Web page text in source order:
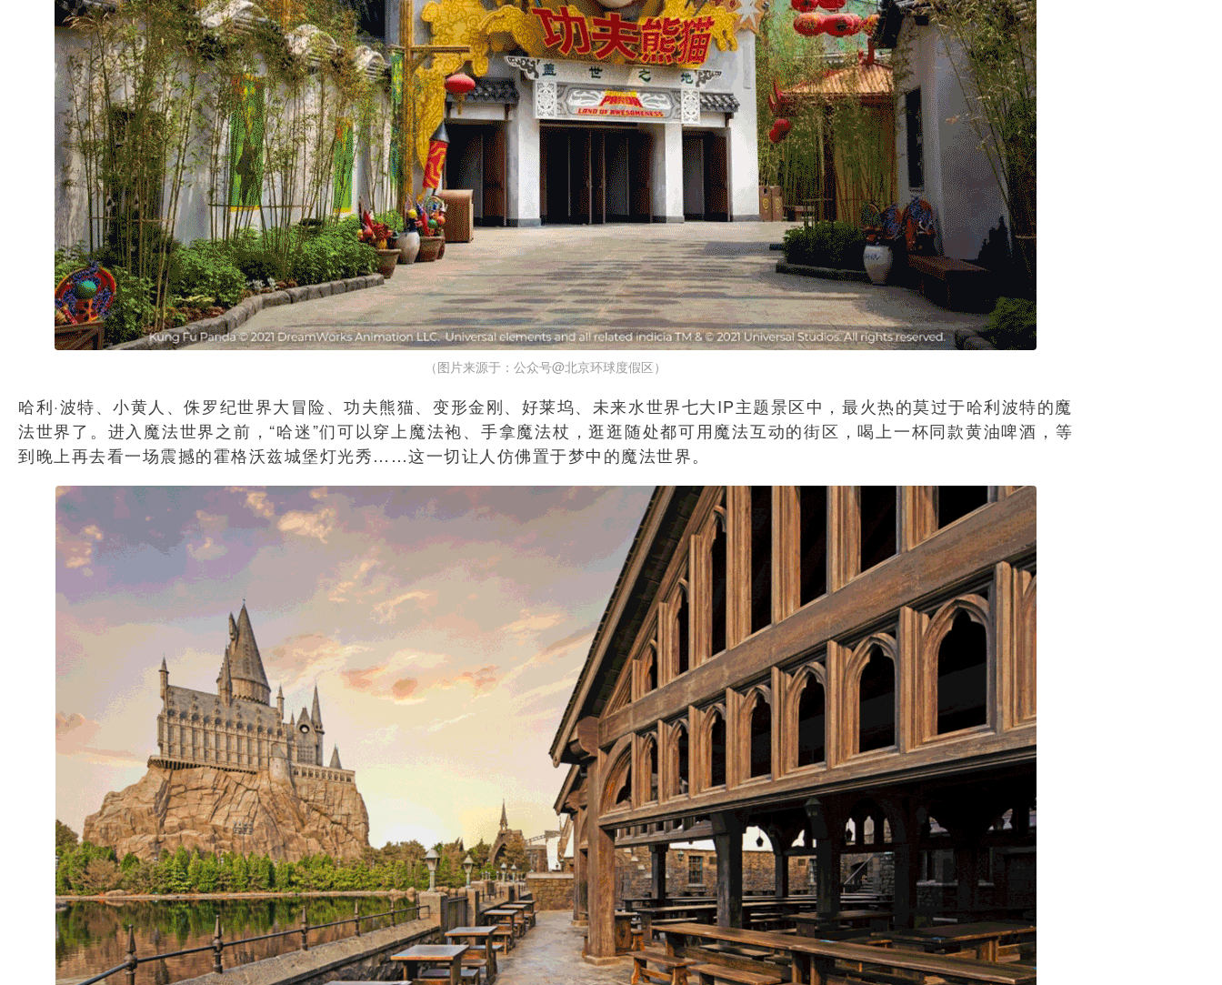
（图片来源于：公众号@北京环球度假区）
哈利·波特、小黄人、侏罗纪世界大冒险、功夫熊猫、变形金刚、好莱坞、未来水世界七大IP主题景区中，最火热的莫过于哈利波特的魔
法世界了。进入魔法世界之前，“哈迷”们可以穿上魔法袍、手拿魔法杖，逛逛随处都可用魔法互动的街区，喝上一杯同款黄油啤酒，等
到晚上再去看一场震撼的霍格沃兹城堡灯光秀……这一切让人仿佛置于梦中的魔法世界。